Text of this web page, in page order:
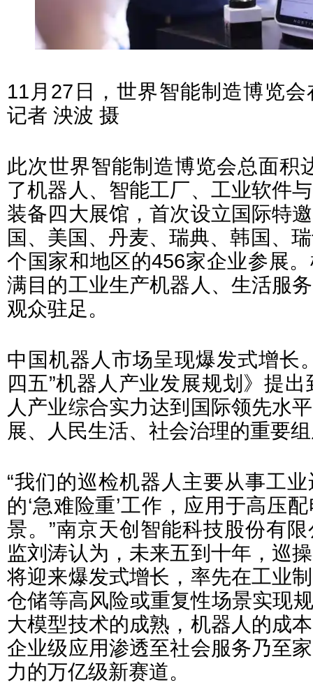
11月27日，世界智能制造博览
记者 泱波 摄
此次世界智能制造博览会总面积
了机器人、智能工厂、工业软件
装备四大展馆，首次设立国际特
国、美国、丹麦、瑞典、韩国、
个国家和地区的456家企业参展
满目的工业生产机器人、生活服
观众驻足。
中国机器人市场呈现爆发式增长
四五”机器人产业发展规划》提
人产业综合实力达到国际领先水
展、人民生活、社会治理的重要
“我们的巡检机器人主要从事工
的‘急难险重’工作，应用于高压
景。”南京天创智能科技股份有
监刘涛认为，未来五到十年，巡
将迎来爆发式增长，率先在工业
仓储等高风险或重复性场景实现
大模型技术的成熟，机器人的成
企业级应用渗透至社会服务乃至
力的万亿级新赛道。